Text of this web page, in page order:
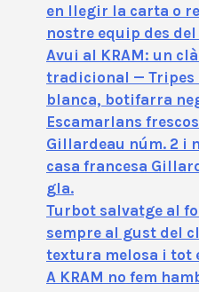
en llegir la carta o
nostre equip des
Avui al KRAM: un
tradicional —
blanca, botifarra
Escamarlans
Gillardeau núm. 2 i
casa francesa
gla.
Turbot salvatge al
sempre al gust del
textura melosa i tot
A KRAM no fem